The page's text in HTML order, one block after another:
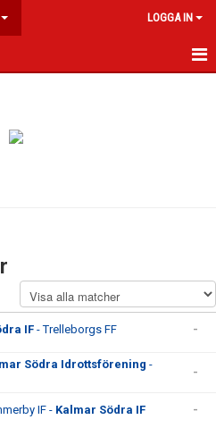
LOGGA IN
IF- Trelleborgs FF -
Södra Idrottsförening -
-
IF - Kalmar Södra IF -